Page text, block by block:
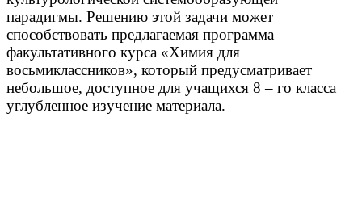
парадигмы. Решению этой задачи может
способствовать предлагаемая программа
факультативного курса «Химия для
восьмиклассников», который предусматривает
небольшое, доступное для учащихся 8 – го класса
углубленное изучение материала.